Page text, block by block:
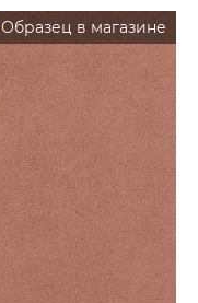
Образец в магазине